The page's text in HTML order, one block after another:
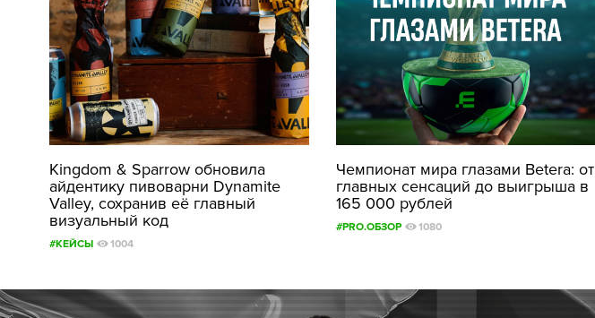
Kingdom & Sparrow обновила
айдентику пивоварни Dynamite
Valley, сохранив её главный
визуальный код
#КЕЙСЫ 1004
Чемпионат мира глазами Betera: от
главных сенсаций до выигрыша в
165 000 рублей
#PRO.ОБЗОР 1080